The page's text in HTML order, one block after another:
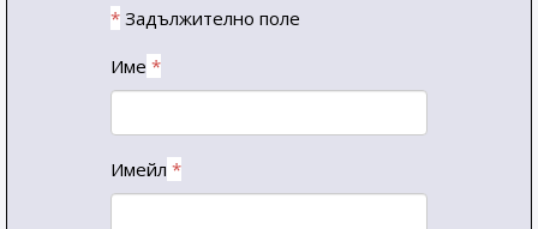
* Задължително поле
Име *
Имейл *